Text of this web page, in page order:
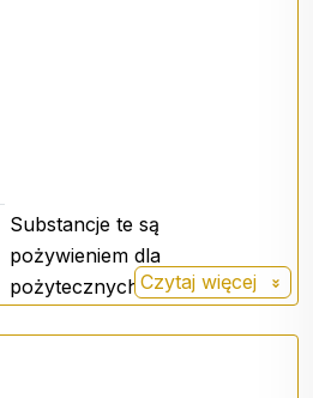
Substancje te są
pożywieniem dla
pożytecznych bakterii
Czytaj więcej